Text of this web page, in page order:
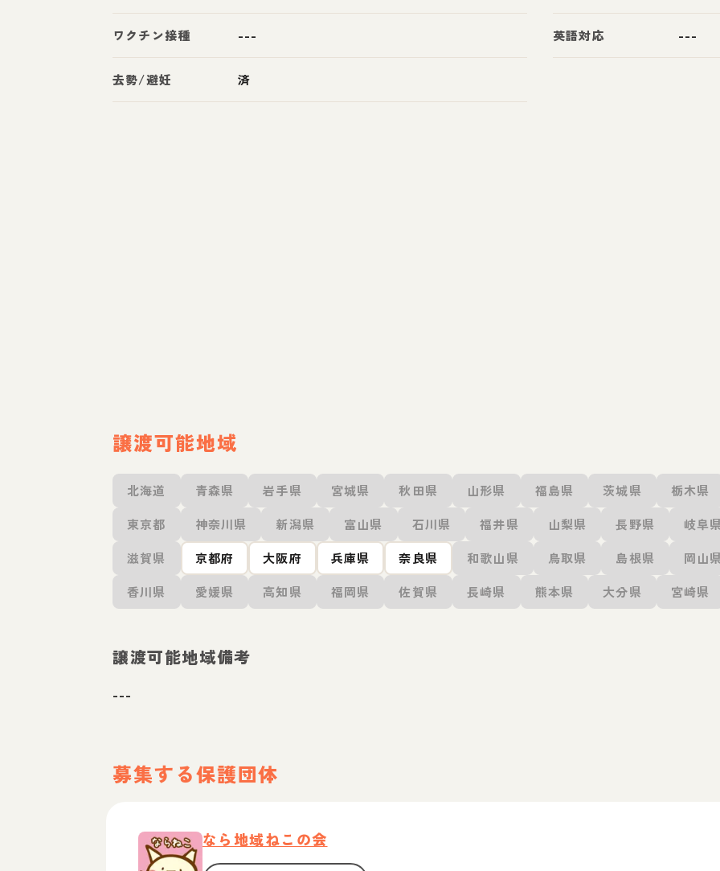
ワクチン接種 ---
去勢/避妊 済
英語対応 ---
譲渡可能地域
北海道 青森県 岩手県 宮城県 秋田県 山形県 福島県 茨城県
栃木県
東京都
神奈川県 新潟県 富山県 石川県 福井県 山梨県 長野県
岐阜
滋賀県
京都府 大阪府 兵庫県 奈良県 和歌山県 鳥取県 島根県
岡山
香川県
愛媛県 高知県 福岡県 佐賀県 長崎県 熊本県 大分県 宮崎県
譲渡可能地域備考
---
募集する保護団体
なら地域ねこの会